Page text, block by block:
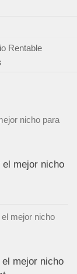
Rentable
el mejor nicho
mejor nicho